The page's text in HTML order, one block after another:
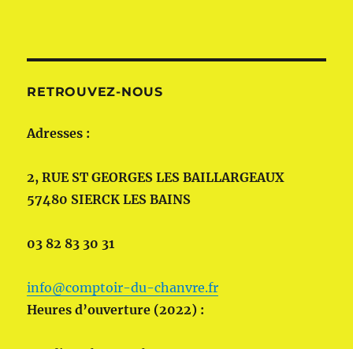
RETROUVEZ-NOUS
Adresses :
2, RUE ST GEORGES LES BAILLARGEAUX
57480 SIERCK LES BAINS
03 82 83 30 31
info@comptoir-du-chanvre.fr
Heures d’ouverture (2022) :